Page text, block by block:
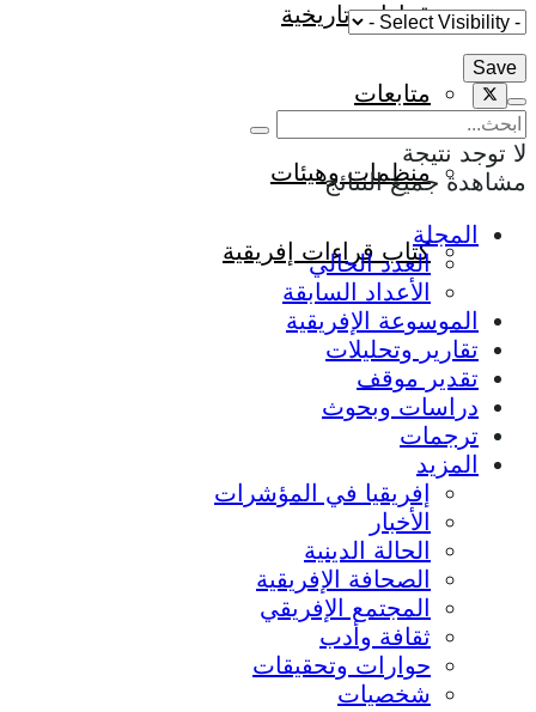
قراءات تاريخية
متابعات
منظمات وهيئات
كتاب قراءات إفريقية
لا توجد نتيجة
مشاهدة جميع النتائج
المجلة
العدد الحالي
الأعداد السابقة
الموسوعة الإفريقية
تقارير وتحليلات
تقدير موقف
دراسات وبحوث
ترجمات
المزيد
إفريقيا في المؤشرات
الأخبار
الحالة الدينية
الصحافة الإفريقية
المجتمع الإفريقي
ثقافة وأدب
حوارات وتحقيقات
شخصيات